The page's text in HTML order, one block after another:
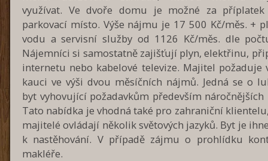
využívat. Ve dvoře domu je možné za
parkovací místo. Výše nájmu je 17 500 Kč/měs. +
vodu a servisní služby od 1126 Kč/měs. dle
Nájemníci si samostatně zajišťují plyn, elektřinu,
internetu nebo kabelové televize. Majitel požaduje
kauci ve výši dvou měsíčních nájmů. Jedná se o
byt vyhovující požadavkům především
Tato nabídka je vhodná také pro zahraniční
majitelé ovládají několik světových jazyků. Byt je
k nastěhování. V případě zájmu o prohlídku
makléře.